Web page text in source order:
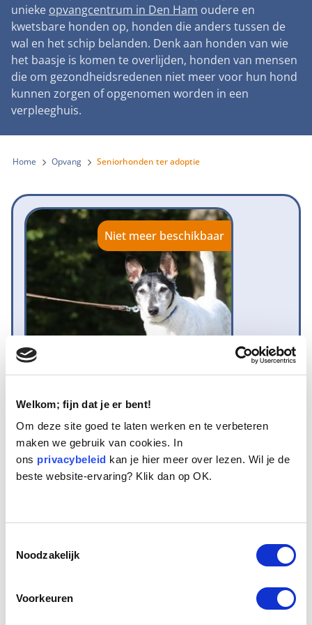
Welkom; fijn dat je er bent!
Om deze site goed te laten werken en te verbeteren
maken we gebruik van cookies. In
ons privacybeleid kan je hier meer over lezen. Wil je de
beste website-ervaring? Klik dan op OK.
Noodzakelijk
Voorkeuren
Landelijke registratie bijtincidenten
Verantwoord fokbeleid
Landelijk vuurwerkverbod
Verplichte pre-aanschaf cursus
Gemeentelijk meldpunt bijtincidenten
Bescherming tegen grasaren
Lezingen
Symposium Gemeentelijk Dierenbeleid
Teken onze petitie
Steun als bedrijf
Adopteer een seniorhond
Sponsor een seniorhond
Steun als vrijwilliger
Honden voor Honden Loop
Vraag een donatiebox aan
Wat wij doen
Onze organisatie
Samenwerking
Jaarverslag
Vacatures
Donateursmagazine Hond
Onze successen voor honden
Contactgegevens
Pers
Nieuws
Nieuwsbrief
Incassodata
Zoeken
unieke opvangcentrum in Den Ham oudere en
kwetsbare honden op, honden die anders tussen de
wal en het schip belanden. Denk aan honden van wie
het baasje is komen te overlijden, honden van mensen
die om gezondheidsredenen niet meer voor hun hond
kunnen zorgen of opgenomen worden in een
verpleeghuis.
Home Opvang Seniorhonden ter adoptie
Niet meer beschikbaar
Naam:
Sparky
Leeftijd:
13
Ras/type:
Jack Russel
Hoeveel dagen te gast geweest: 31 dagen
Sparky is een dertien jaar oud, gecastreerd Jack Russelachtig reutje
uit Middelburg. Het is een prima gezinshondje en kon het met de